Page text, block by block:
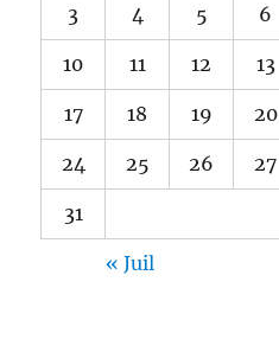
3 4 5 6
10 11 12 13
17 18 19 20
24 25 26 27
31
« Juil